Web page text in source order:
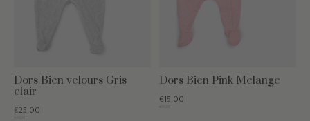
Dors Bien velours Gris
clair
€25,00
€44,95
Dors Bien Pink Melange
€15,00
€39,95